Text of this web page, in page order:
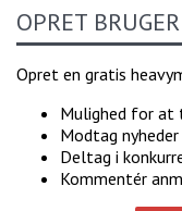
OPRET BRUGER
Opret en gratis
Mulighed for at
Modtag
Deltag i
Kommentér